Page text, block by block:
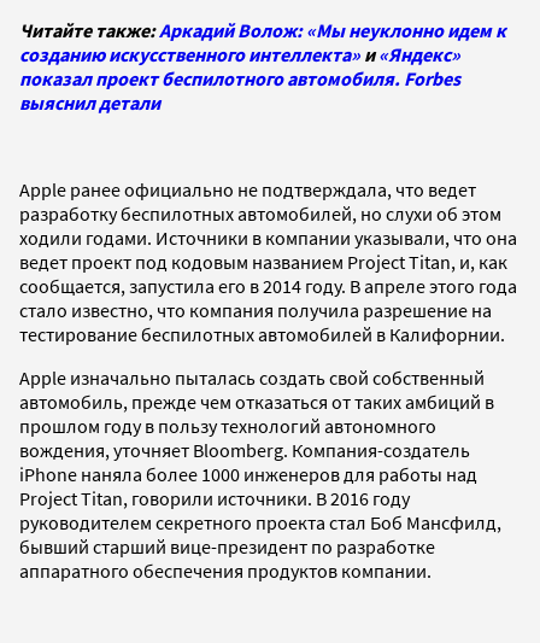
Читайте также:Аркадий Волож: «Мы неуклонно идем к
созданию искусственного интеллекта» и«Яндекс»
показал проект беспилотного автомобиля. Forbes
выяснил детали
Apple ранее официально не подтверждала, что ведет
разработку беспилотных автомобилей, но слухи об этом
ходили годами. Источники в компании указывали, что она
ведет проект под кодовым названием Project Titan, и, как
сообщается, запустила его в 2014 году. В апреле этого года
стало известно, что компания получила разрешение на
тестирование беспилотных автомобилей в Калифорнии.
Apple изначально пыталась создать свой собственный
автомобиль, прежде чем отказаться от таких амбиций в
прошлом году в пользу технологий автономного
вождения, уточняет Bloomberg. Компания-создатель
iPhone наняла более 1000 инженеров для работы над
Project Titan, говорили источники. В 2016 году
руководителем секретного проекта стал Боб Мансфилд,
бывший старший вице-президент по разработке
аппаратного обеспечения продуктов компании.